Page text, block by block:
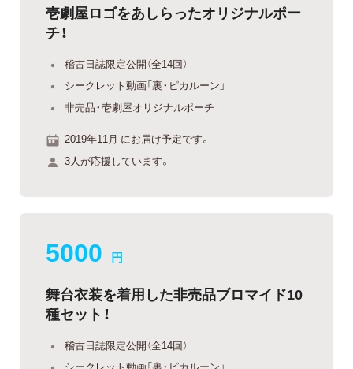
壱劇屋ロゴをあしらったオリジナルポー
チ！
稽古日誌限定公開（全14回）
シークレット動画「裏・ピカルーン」
非売品・壱劇屋オリジナルポーチ
2019年11月 にお届け予定です。
3人が応援しています。
5000 円
舞台衣装を着用した非売品ブロマイド10
種セット！
稽古日誌限定公開（全14回）